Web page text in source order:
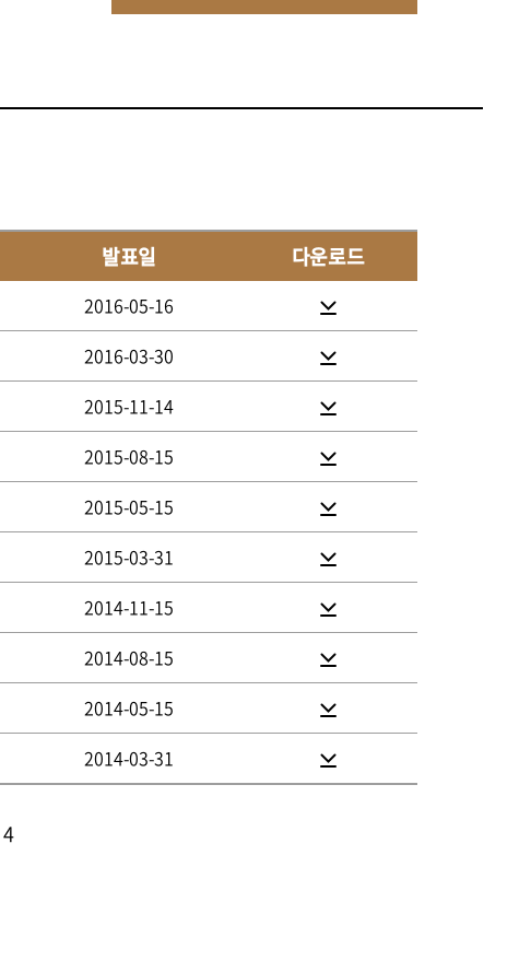
발표일 다운로드
2016-05-16
2016-03-30
2015-11-14
2015-08-15
2015-05-15
2015-03-31
2014-11-15
2014-08-15
2014-05-15
2014-03-31
4